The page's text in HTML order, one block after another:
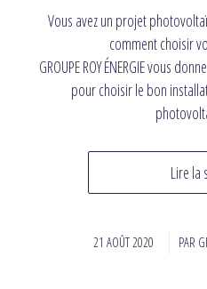
Vous avez un projet
comment choisir
GROUPE ROY ÉNERGIE vous
pour choisir le bon
Lire la
21 AOÛT 2020
/ PAR